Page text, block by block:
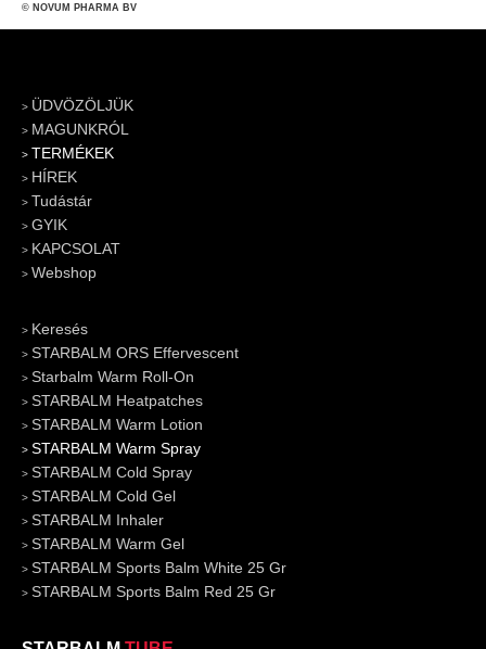
© NOVUM PHARMA BV
ÜDVÖZÖLJÜK
MAGUNKRÓL
TERMÉKEK
HÍREK
Tudástár
GYIK
KAPCSOLAT
Webshop
Keresés
STARBALM ORS Effervescent
Starbalm Warm Roll-On
STARBALM Heatpatches
STARBALM Warm Lotion
STARBALM Warm Spray
STARBALM Cold Spray
STARBALM Cold Gel
STARBALM Inhaler
STARBALM Warm Gel
STARBALM Sports Balm White 25 Gr
STARBALM Sports Balm Red 25 Gr